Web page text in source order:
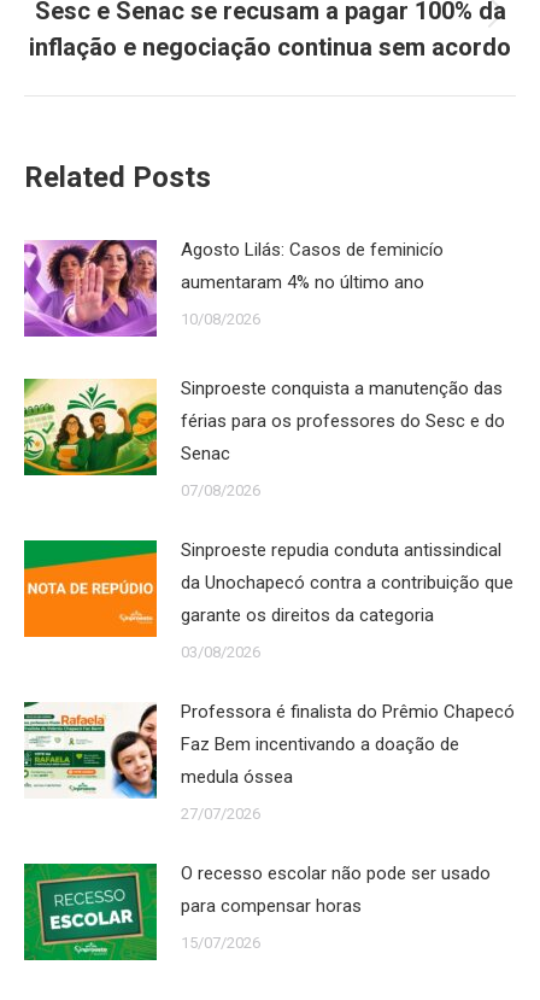
Próximo
post:
Sesc e Senac se recusam a pagar 100% da
inflação e negociação continua sem acordo
Related Posts
Agosto Lilás: Casos de feminicío
aumentaram 4% no último ano
10/08/2026
Sinproeste conquista a manutenção das
férias para os professores do Sesc e do
Senac
07/08/2026
Sinproeste repudia conduta antissindical
da Unochapecó contra a contribuição que
garante os direitos da categoria
03/08/2026
Professora é finalista do Prêmio Chapecó
Faz Bem incentivando a doação de
medula óssea
27/07/2026
O recesso escolar não pode ser usado
para compensar horas
15/07/2026